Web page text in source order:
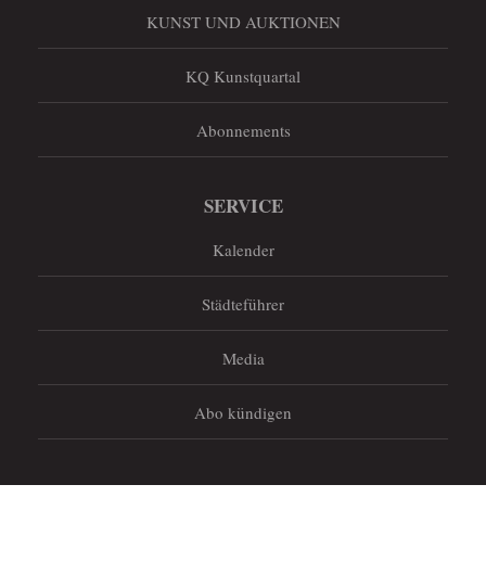
KUNST UND AUKTIONEN
KQ Kunstquartal
Abonnements
SERVICE
Kalender
Städteführer
Media
Abo kündigen